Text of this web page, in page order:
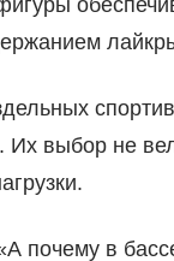
Их выбор не
почему в